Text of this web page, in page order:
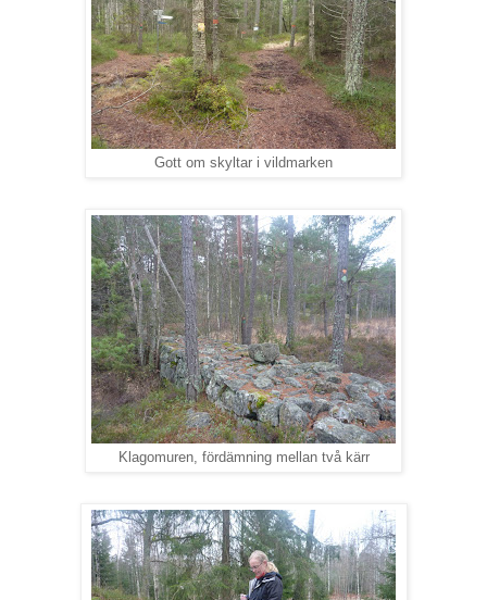
Gott om skyltar i vildmarken
Klagomuren, fördämning mellan två kärr